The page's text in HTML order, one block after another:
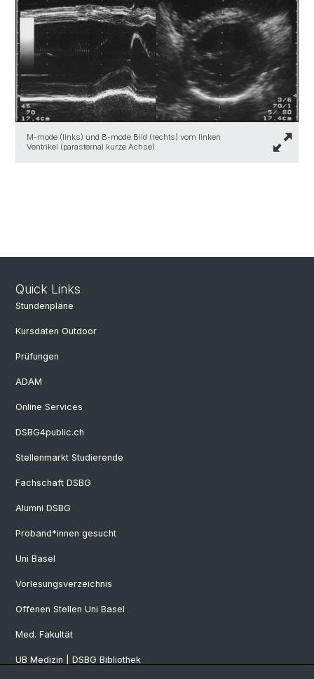
M-mode (links) und B-mode Bild (rechts) vom linken
Ventrikel (parasternal kurze Achse).
Quick Links
Stundenpläne
Kursdaten Outdoor
Prüfungen
ADAM
Online Services
DSBG4public.ch
Stellenmarkt Studierende
Fachschaft DSBG
Alumni DSBG
Proband*innen gesucht
Uni Basel
Vorlesungsverzeichnis
Offenen Stellen Uni Basel
Med. Fakultät
UB Medizin | DSBG Bibliothek